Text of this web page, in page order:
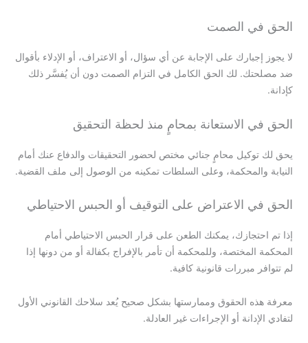
الحق في الصمت
لا يجوز إجبارك على الإجابة عن أي سؤال، أو الاعتراف، أو الإدلاء بأقوال
ضد مصلحتك. لك الحق الكامل في التزام الصمت دون أن يُفسَّر ذلك
كإدانة.
الحق في الاستعانة بمحامٍ منذ لحظة التحقيق
يحق لك توكيل محامٍ جنائي مختص لحضور التحقيقات والدفاع عنك أمام
النيابة والمحكمة، وعلى السلطات تمكينه من الوصول إلى ملف القضية.
الحق في الاعتراض على التوقيف أو الحبس الاحتياطي
إذا تم احتجازك، يمكنك الطعن على قرار الحبس الاحتياطي أمام
المحكمة المختصة، وللمحكمة أن تأمر بالإفراج بكفالة أو من دونها إذا
لم تتوافر مبررات قانونية كافية.
معرفة هذه الحقوق وممارستها بشكل صحيح يُعد سلاحك القانوني الأول
لتفادي الإدانة أو الإجراءات غير العادلة.